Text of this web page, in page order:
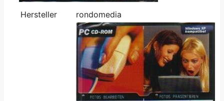
Hersteller rondomedia